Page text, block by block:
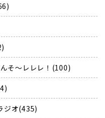
そ～レレレ！(100)
ジオ(435)